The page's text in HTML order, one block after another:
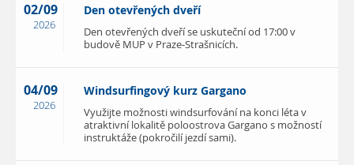
02/09
2026
Den otevřených dveří
Den otevřených dveří se uskuteční od 17:00 v
budově MUP v Praze-Strašnicích.
04/09
2026
Windsurfingový kurz Gargano
Využijte možnosti windsurfování na konci léta v
atraktivní lokalitě poloostrova Gargano s možností
instruktáže (pokročilí jezdí sami).